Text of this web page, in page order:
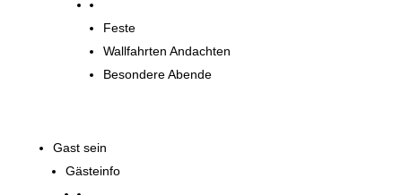
Feste
Wallfahrten Andachten
Besondere Abende
Gast sein
Gästeinfo